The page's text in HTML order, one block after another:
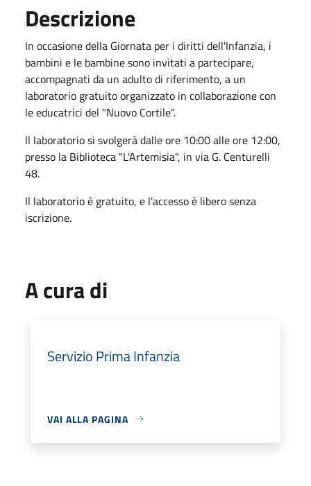
Descrizione
In occasione della Giornata per i diritti dell'Infanzia, i
bambini e le bambine sono invitati a partecipare,
accompagnati da un adulto di riferimento, a un
laboratorio gratuito organizzato in collaborazione con
le educatrici del "Nuovo Cortile".
Il laboratorio si svolgerà dalle ore 10:00 alle ore 12:00,
presso la Biblioteca "L'Artemisia", in via G. Centurelli
48.
Il laboratorio è gratuito, e l'accesso è libero senza
iscrizione.
A cura di
Servizio Prima Infanzia
VAI ALLA PAGINA